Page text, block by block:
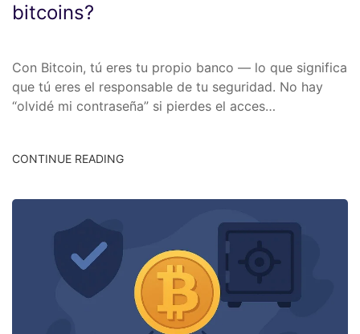
bitcoins?
Con Bitcoin, tú eres tu propio banco — lo que significa
que tú eres el responsable de tu seguridad. No hay
“olvidé mi contraseña” si pierdes el acces…
CONTINUE READING